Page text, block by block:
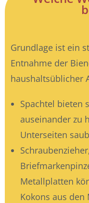
Grundlage ist ein
Entnahme der
haushaltsüblicher
Spachtel bieten
auseinander zu
Unterseiten
Metallplatten
Kokons aus den